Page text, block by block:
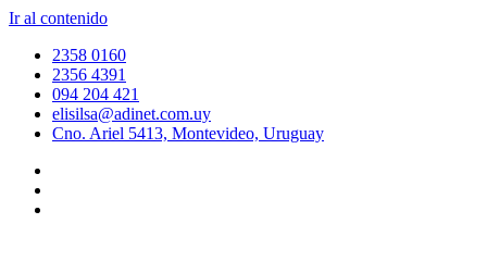
Ir al contenido
2358 0160
2356 4391
094 204 421
elisilsa@adinet.com.uy
Cno. Ariel 5413, Montevideo, Uruguay